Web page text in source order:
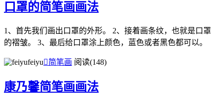
口罩的简笔画画法
1、首先我们画出口罩的外形。 2、接着画条纹，也就是口罩
的褶皱。 3、最后给口罩涂上颜色，蓝色或者黑色都可以。
feiyu简笔画 阅读(148)
康乃馨简笔画画法